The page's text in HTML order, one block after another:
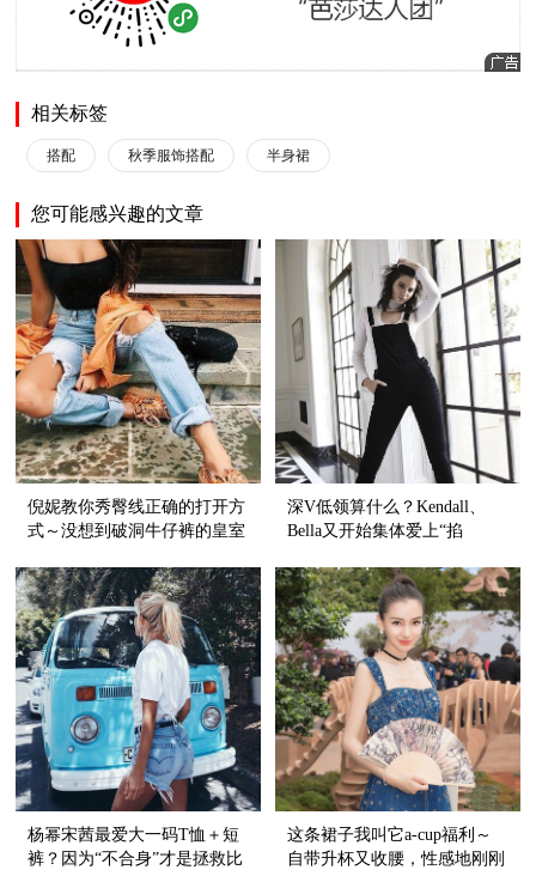
相关标签
搭配 秋季服饰搭配 半身裙
您可能感兴趣的文章
倪妮教你秀臀线正确的打开方
式～没想到破洞牛仔裤的皇室
深V低领算什么？Kendall、
Bella又开始集体爱上“掐
杨幂宋茜最爱大一码T恤＋短
裤？因为“不合身”才是拯救比
这条裙子我叫它a-cup福利～
自带升杯又收腰，性感地刚刚